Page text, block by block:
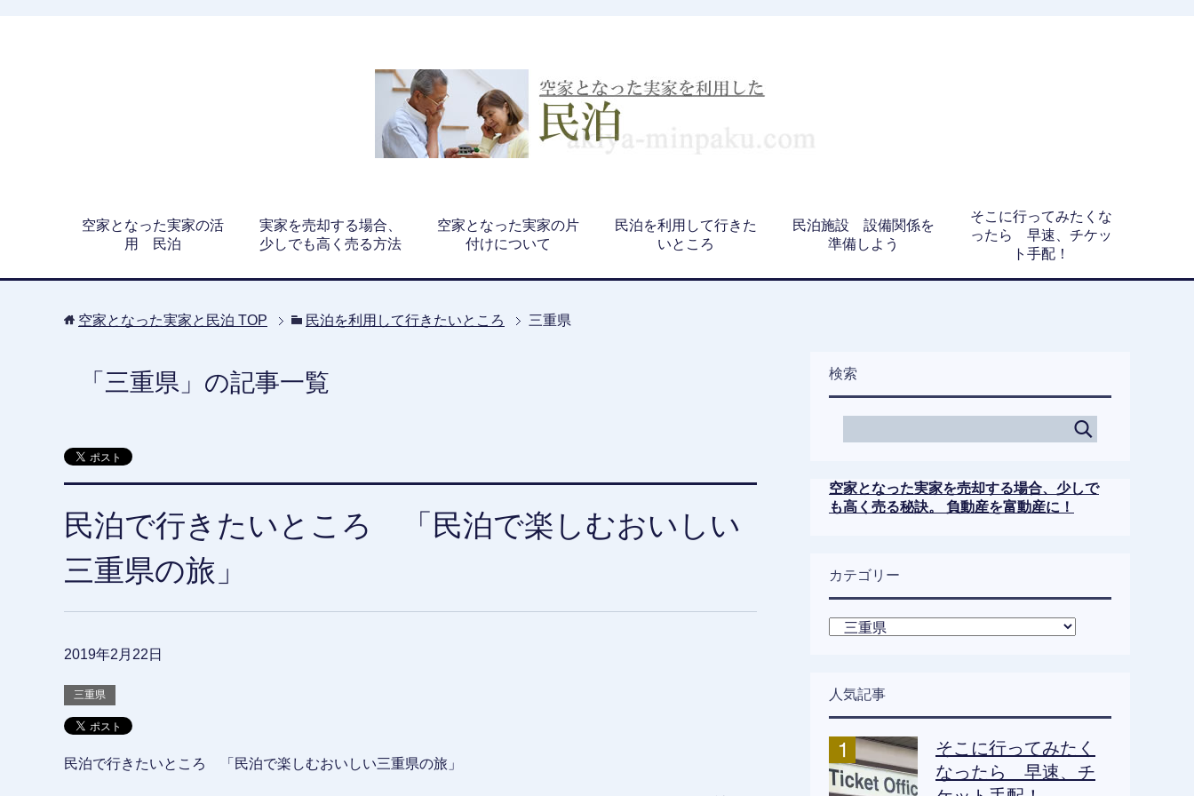
空家となった実家の活
用 民泊
実家を売却する場合、
少しでも高く売る方法
空家となった実家の片
付けについて
民泊を利用して行きた
いところ
民泊施設 設備関係を
準備しよう
そこに行ってみたくな
ったら 早速、チケッ
ト手配！
空家となった実家と民泊 TOP 民泊を利用して行きたいところ 三重県
「三重県」の記事一覧
民泊で行きたいところ 「民泊で楽しむおいしい
三重県の旅」
2019年2月22日
三重県
民泊で行きたいところ 「民泊で楽しむおいしい三重県の旅」
検索
空家となった実家を売却する場合、少しで
も高く売る秘訣。 負動産を富動産に！
カテゴリー
ー
人気記事
そこに行ってみたく
なったら 早速、チ